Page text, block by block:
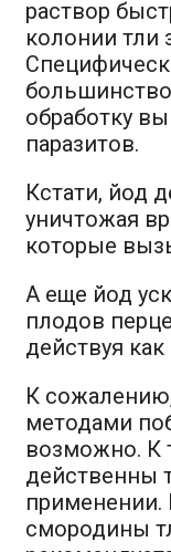
раствор
колонии тли
обработку
паразитов.
Кстати, йод
уничтожая
которые
А еще йод
плодов
действуя
К
методами
возможно. К
действенны
смородины